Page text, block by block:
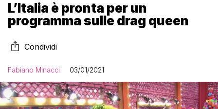
L’Italia è pronta per un
programma sulle drag queen
Condividi
Fabiano Minacci 03/01/2021